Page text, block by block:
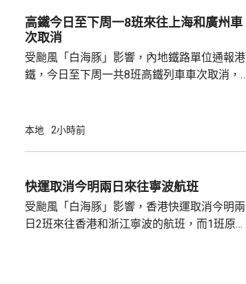
高鐵今日至下周一8班來往上海和廣州車
次取消
受颱風「白海豚」影響，內地鐵路單位通報港
鐵，今日至下周一共8班高鐵列車車次取消，
西九龍站發放的最新資訊。
本地 2小時前
快運取消今明兩日來往寧波航班
受颱風「白海豚」影響，香港快運取消今明兩
日2班來往香港和浙江寧波的航班，而1班原定